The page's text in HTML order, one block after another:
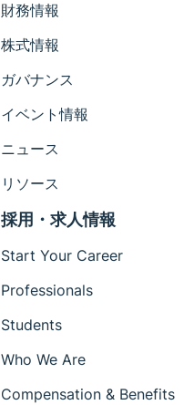
財務情報
株式情報
ガバナンス
イベント情報
ニュース
リソース
採用・求人情報
Start Your Career
Professionals
Students
Who We Are
Compensation & Benefits